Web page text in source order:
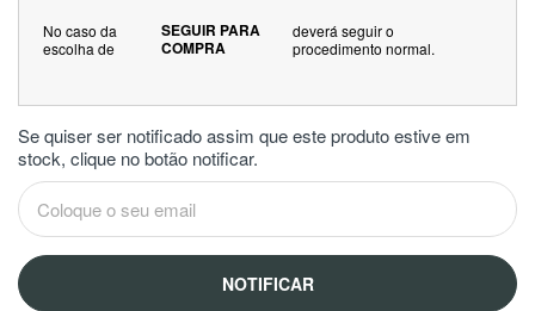
No caso da
escolha de
SEGUIR PARA
COMPRA
deverá seguir o
procedimento normal.
Se quiser ser notificado assim que este produto estive em
stock, clique no botão notificar.
NOTIFICAR